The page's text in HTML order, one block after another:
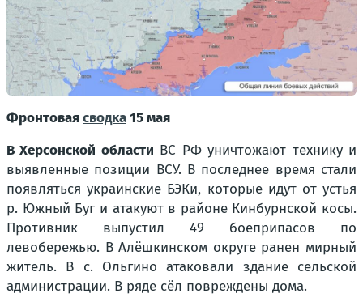
Фронтоваясводка15 мая
В Херсонской области ВС РФ уничтожают технику и
выявленные позиции ВСУ. В последнее время стали
появляться украинские БЭКи, которые идут от устья
р. Южный Буг и атакуют в районе Кинбурнской косы.
Противник выпустил 49 боеприпасов по
левобережью. В Алёшкинском округе ранен мирный
житель. В с. Ольгино атаковали здание сельской
администрации. В ряде сёл повреждены дома.